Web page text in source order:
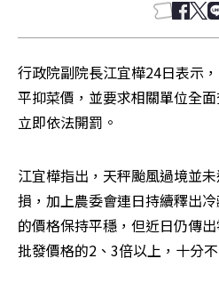
行政院副院長江宜樺24日表示
平抑菜價，並要求相關單位全
立即依法開罰。
江宜樺指出，天秤颱風過境並
損，加上農委會連日持續釋出
的價格保持平穩，但近日仍傳
批發價格的2、3倍以上，十分不